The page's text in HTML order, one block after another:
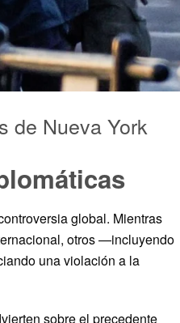
de Nueva York
global. Mientras
otros —incluyendo
una violación a la
sobre el precedente